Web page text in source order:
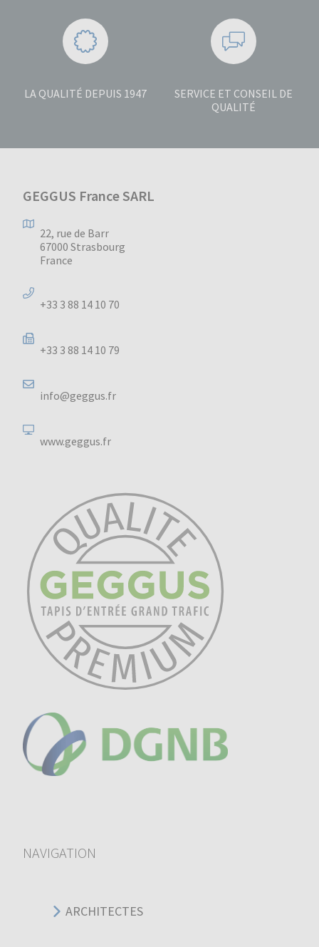
LA QUALITÉ DEPUIS 1947
SERVICE ET CONSEIL DE
QUALITÉ
GEGGUS France SARL
22, rue de Barr
67000 Strasbourg
France
+33 3 88 14 10 70
+33 3 88 14 10 79
info@geggus.fr
www.geggus.fr
NAVIGATION
ARCHITECTES